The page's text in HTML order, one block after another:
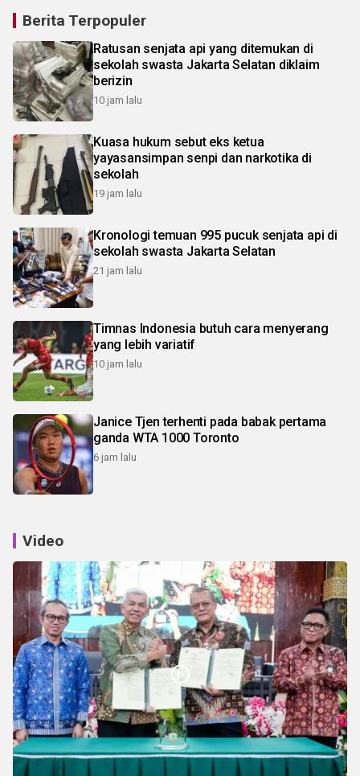
Berita Terpopuler
Ratusan senjata api yang ditemukan di
sekolah swasta Jakarta Selatan diklaim
berizin
10 jam lalu
Kuasa hukum sebut eks ketua
yayasansimpan senpi dan narkotika di
sekolah
19 jam lalu
Kronologi temuan 995 pucuk senjata api di
sekolah swasta Jakarta Selatan
21 jam lalu
Timnas Indonesia butuh cara menyerang
yang lebih variatif
10 jam lalu
Janice Tjen terhenti pada babak pertama
ganda WTA 1000 Toronto
6 jam lalu
Video